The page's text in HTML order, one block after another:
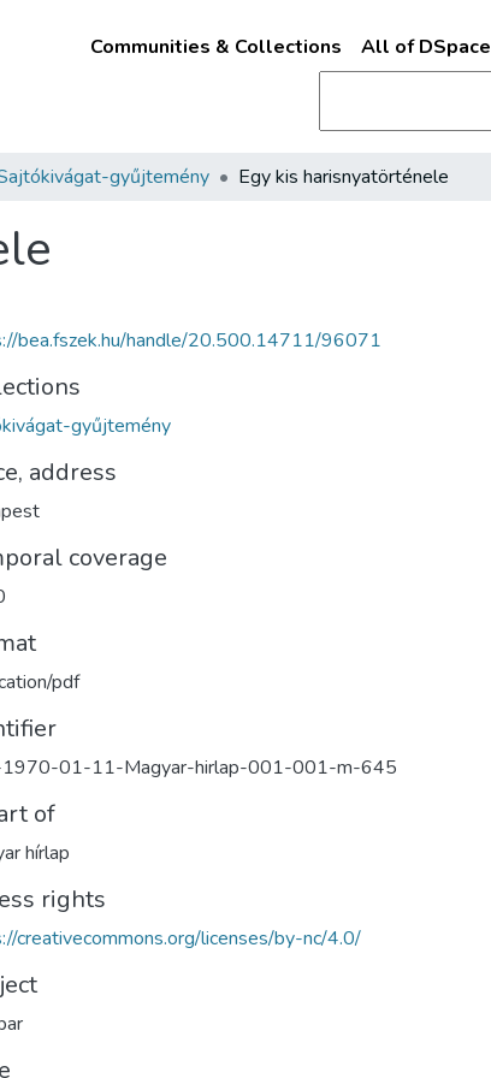
Communities & Collections All of DSpace
gyűjtemény Egy kis harisnyatörténele
bea.fszek.hu/handle/20.500.14711/96071
gyűjtemény
address
coverage
pdf
01-11-Magyar-hirlap-001-001-m-645
of
hírlap
rights
creativecommons.org/licenses/by-nc/4.0/